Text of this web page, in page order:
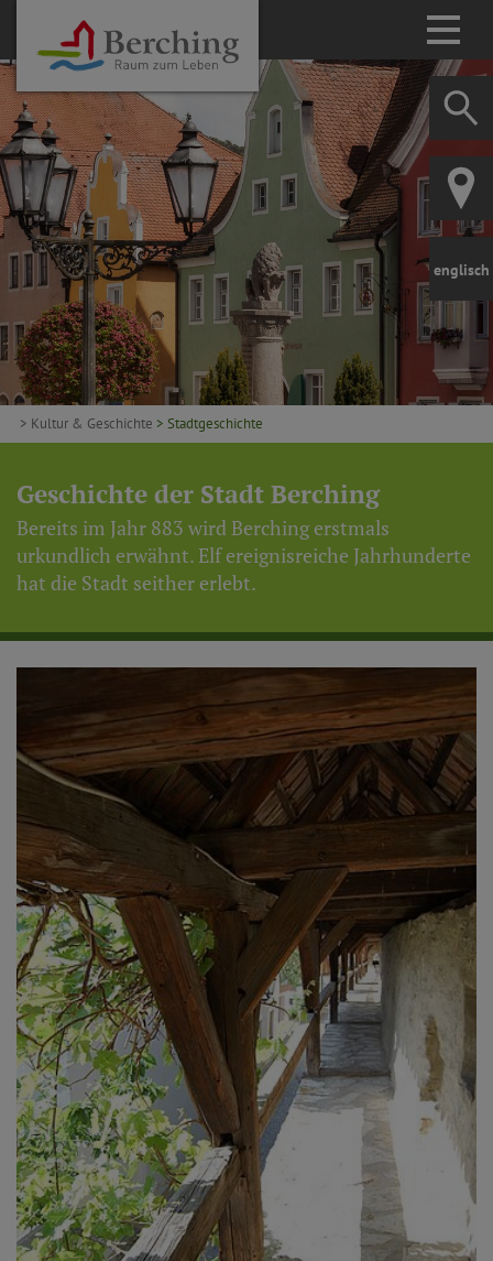
englisch
> Kultur & Geschichte > Stadtgeschichte
Geschichte der Stadt Berching
Bereits im Jahr 883 wird Berching erstmals
urkundlich erwähnt. Elf ereignisreiche Jahrhunderte
hat die Stadt seither erlebt.